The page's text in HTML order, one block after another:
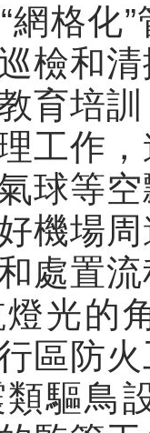
網格化
檢和
育培
工作
球等
機場
處置
光的
區防
驅鳥